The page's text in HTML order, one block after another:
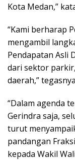
Kota Medan,”
“Kami berharap
mengambil
Pendapatan Asli
dari sektor
daerah,”
“Dalam agenda
Gerindra saja,
turut
pandangan
kepada Wakil